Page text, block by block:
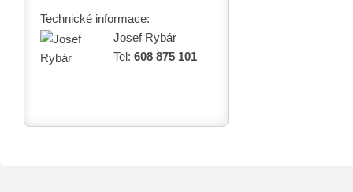
Technické informace:
Josef Rybár
Tel: 608 875 101